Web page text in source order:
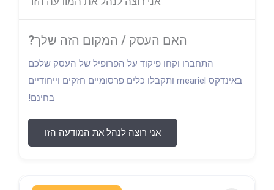
האם העסק / המקום הזה שלך?
התחברו וקחו פיקוד על הפרופיל של העסק שלכם
באינדקס meariel ותקבלו כלים פרסומיים חזקים וייחודיים
בחינם!
אני רוצה לנהל את המודעה הזו